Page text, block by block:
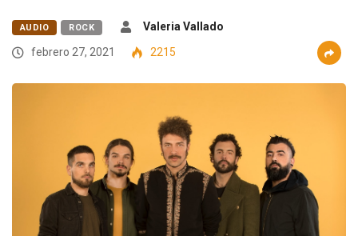
AUDIO ROCK
Valeria Vallado
febrero 27, 2021
2215